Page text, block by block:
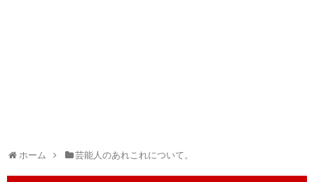
ホーム 芸能人のあれこれについて。